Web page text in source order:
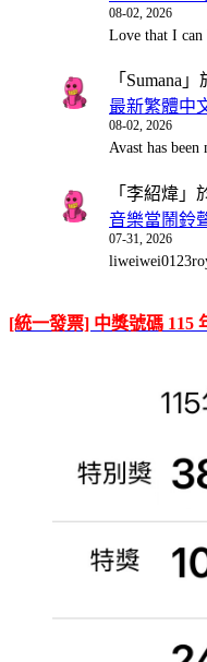
08-02, 2026
Love that I can
「 Sumana 」
最新繁體中
08-02, 2026
Avast has
「 李紹煒 」
音樂當鬧鈴
07-31, 2026
[統一發票] 中獎號碼 115